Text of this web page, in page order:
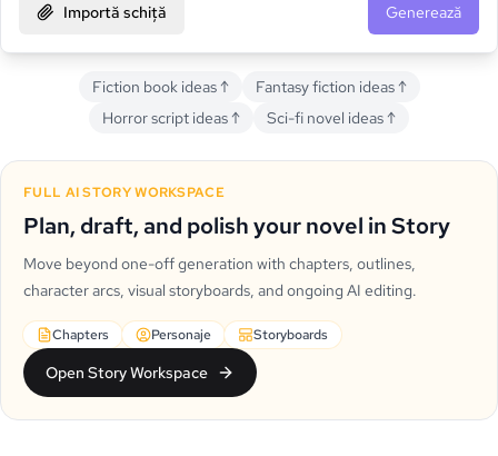
Importă schiță Generează
Fiction book ideas↑ Fantasy fiction ideas↑
Horror script ideas↑ Sci-fi novel ideas↑
FULL AI STORY WORKSPACE
Plan, draft, and polish your novel in Story
Move beyond one-off generation with chapters, outlines,
character arcs, visual storyboards, and ongoing AI editing.
Chapters Personaje Storyboards
Open Story Workspace